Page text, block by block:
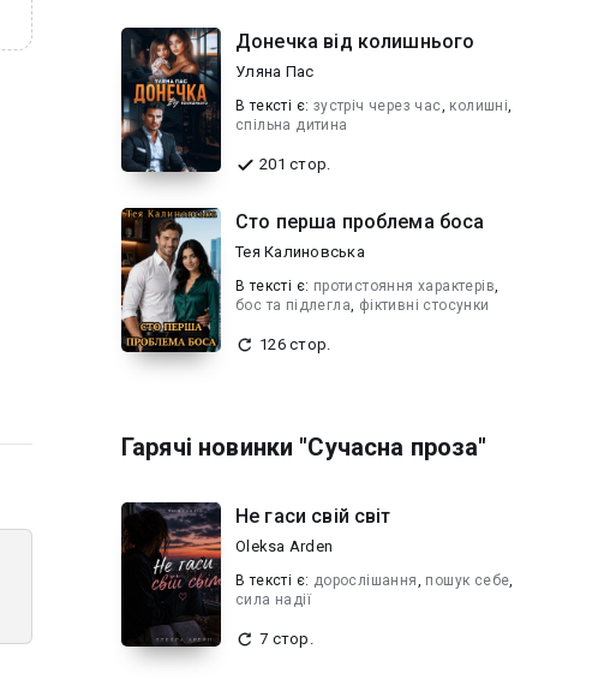
Донечка від колишнього
Уляна Пас
В текcті є: зустріч через час, колишні,
спільна дитина
201 стор.
Сто перша проблема боса
Тея Калиновська
В текcті є: протистояння характерів,
бос та підлегла, фіктивні стосунки
126 стор.
Гарячі новинки "Сучасна проза"
Не гаси свій світ
Oleksa Arden
В текcті є: дорослішання, пошук себе,
сила надії
7 стор.